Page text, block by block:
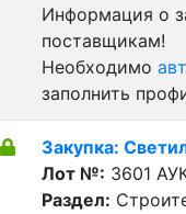
Информация о
поставщикам!
Необходимо
заполнить
Закупка:
Лот №: 3601
Раздел: